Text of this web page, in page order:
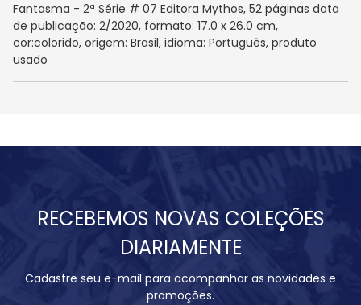
Fantasma - 2ª Série # 07 Editora Mythos, 52 páginas data
de publicação: 2/2020, formato: 17.0 x 26.0 cm,
cor:colorido, origem: Brasil, idioma: Português, produto
usado
RECEBEMOS NOVAS COLEÇÕES
DIARIAMENTE
Cadastre seu e-mail para acompanhar as novidades e
promoções.